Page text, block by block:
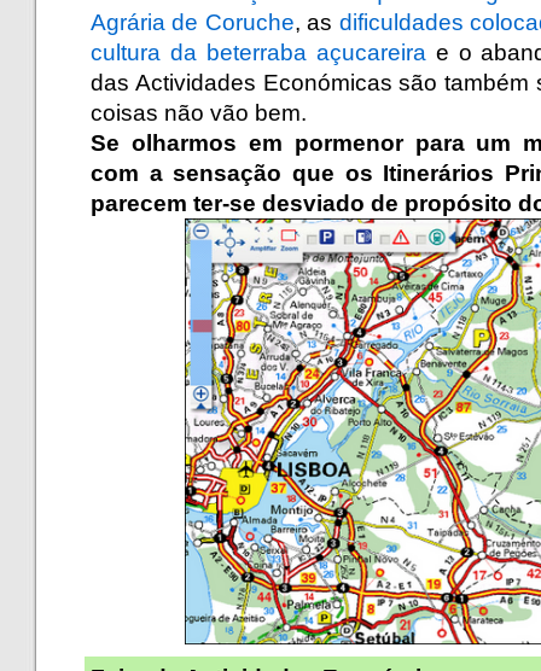
Agrária de Coruche, as dificuldades
cultura da beterraba açucareira e o
das Actividades Económicas são
coisas não vão bem.
Se olharmos em pormenor para um
com a sensação que os Itinerários
parecem ter-se desviado de propósito